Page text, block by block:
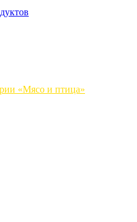
«Мясо и птица»